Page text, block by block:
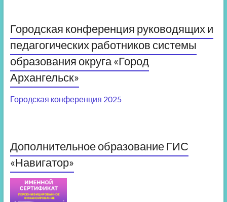
Городская конференция руководящих и
педагогических работников системы
образования округа «Город
Архангельск»
Городская конференция 2025
Дополнительное образование ГИС
«Навигатор»